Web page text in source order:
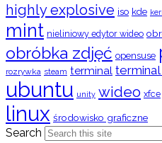
highly explosive iso kde
mint nieliniowy edytor wideo
obróbka zdjęć opensuse
rozrywka steam terminal terminal
ubuntu unity wideo xfce
linux środowisko graficzne
Search